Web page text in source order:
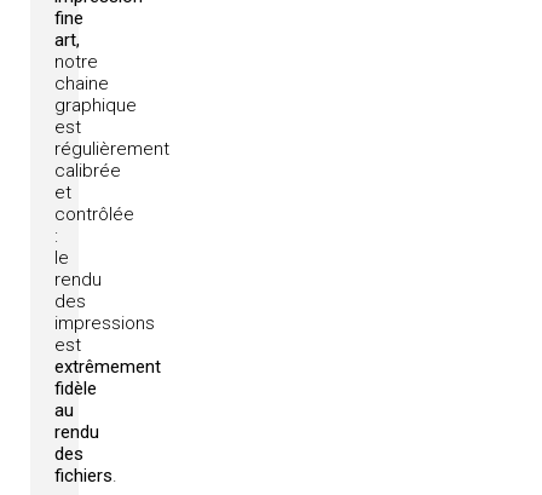
fine
art,
notre
chaine
graphique
est
régulièrement
calibrée
et
contrôlée
:
le
rendu
des
impressions
est
extrêmement
fidèle
au
rendu
des
fichiers.